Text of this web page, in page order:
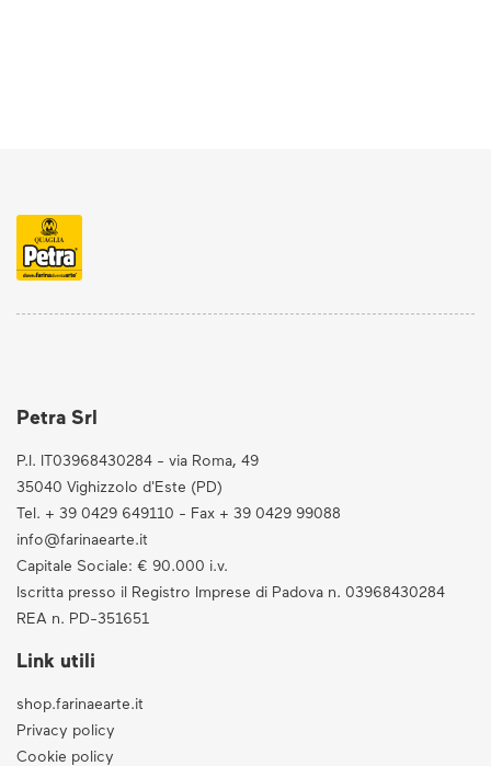
Petra Srl
P.I. IT03968430284 - via Roma, 49
35040 Vighizzolo d'Este (PD)
Tel. + 39 0429 649110 - Fax + 39 0429 99088
info@farinaearte.it
Capitale Sociale: € 90.000 i.v.
Iscritta presso il Registro Imprese di Padova n. 03968430284
REA n. PD-351651
Link utili
shop.farinaearte.it
Privacy policy
Cookie policy